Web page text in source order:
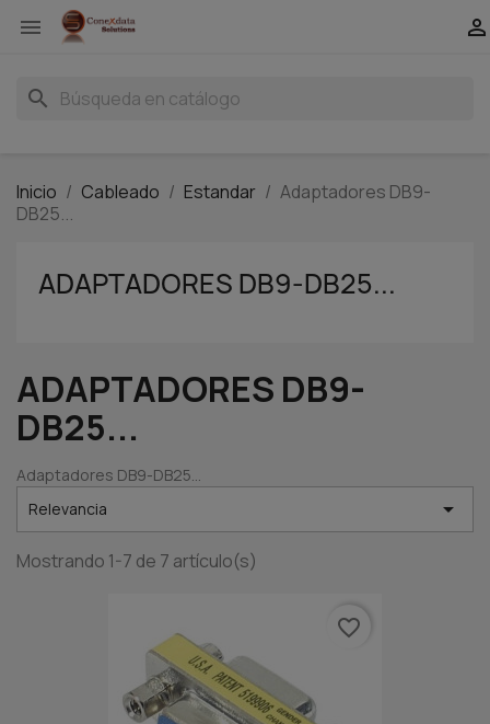
 
search
Inicio Cableado Estandar
Adaptadores DB9-
DB25...
ADAPTADORES DB9-DB25...
ADAPTADORES DB9-
DB25...
Adaptadores DB9-DB25...
Relevancia

Mostrando 1-7 de 7 artículo(s)
favorite_border